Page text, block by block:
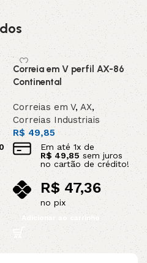
Correia em V perfil AX-86
Continental
Correias em V, AX,
Correias Industriais
R$49,85
Em até1x de
R$ 49,85sem juros
no cartão de crédito!
R$ 47,36
no pix
Adicionar ao carrinho